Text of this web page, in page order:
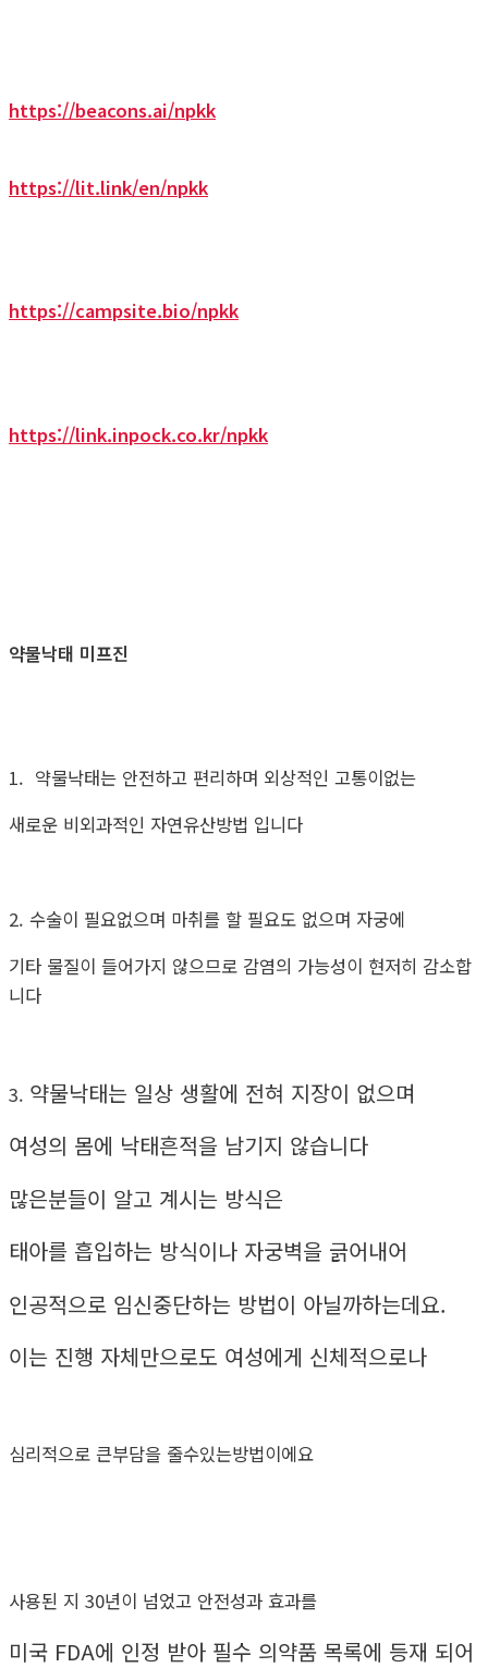
https://beacons.ai/npkk
https://lit.link/en/npkk
https://campsite.bio/npkk
https://link.inpock.co.kr/npkk
약물낙태 미프진
1. 약물낙태는 안전하고 편리하며 외상적인 고통이없는
새로운 비외과적인 자연유산방법 입니다
2. 수술이 필요없으며 마취를 할 필요도 없으며 자궁에
기타 물질이 들어가지 않으므로 감염의 가능성이 현저히 감소합
니다
3. 약물낙태는 일상 생활에 전혀 지장이 없으며
여성의 몸에 낙태흔적을 남기지 않습니다
많은분들이 알고 계시는 방식은
태아를 흡입하는 방식이나 자궁벽을 긁어내어
인공적으로 임신중단하는 방법이 아닐까하는데요.
이는 진행 자체만으로도 여성에게 신체적으로나
심리적으로 큰부담을 줄수있는방법이에요
사용된 지 30년이 넘었고 안전성과 효과를
미국 FDA에 인정 받아 필수 의약품 목록에 등재 되어